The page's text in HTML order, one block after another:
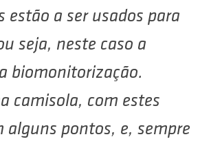
estão a ser usados para
seja, neste caso a
biomonitorização.
camisola, com estes
alguns pontos, e, sempre